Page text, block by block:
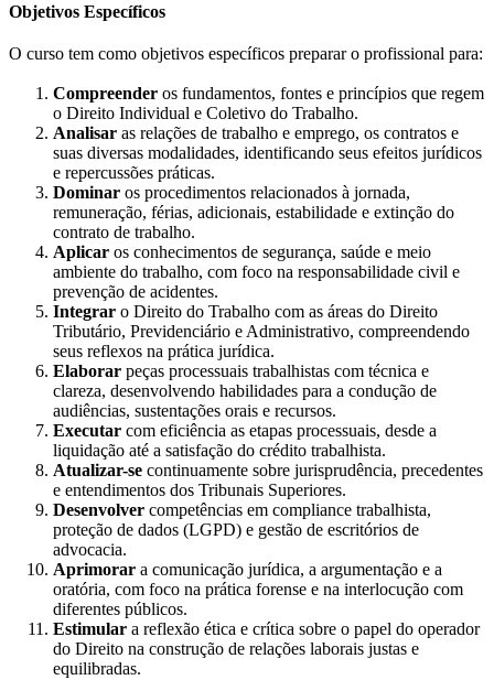
Objetivos Específicos
O curso tem como objetivos específicos preparar o profissional para:
Compreender os fundamentos, fontes e princípios que regem
o Direito Individual e Coletivo do Trabalho.
Analisar as relações de trabalho e emprego, os contratos e
suas diversas modalidades, identificando seus efeitos jurídicos
e repercussões práticas.
Dominar os procedimentos relacionados à jornada,
remuneração, férias, adicionais, estabilidade e extinção do
contrato de trabalho.
Aplicar os conhecimentos de segurança, saúde e meio
ambiente do trabalho, com foco na responsabilidade civil e
prevenção de acidentes.
Integrar o Direito do Trabalho com as áreas do Direito
Tributário, Previdenciário e Administrativo, compreendendo
seus reflexos na prática jurídica.
Elaborar peças processuais trabalhistas com técnica e
clareza, desenvolvendo habilidades para a condução de
audiências, sustentações orais e recursos.
Executar com eficiência as etapas processuais, desde a
liquidação até a satisfação do crédito trabalhista.
Atualizar-se continuamente sobre jurisprudência, precedentes
e entendimentos dos Tribunais Superiores.
Desenvolver competências em compliance trabalhista,
proteção de dados (LGPD) e gestão de escritórios de
advocacia.
Aprimorar a comunicação jurídica, a argumentação e a
oratória, com foco na prática forense e na interlocução com
diferentes públicos.
Estimular a reflexão ética e crítica sobre o papel do operador
do Direito na construção de relações laborais justas e
equilibradas.